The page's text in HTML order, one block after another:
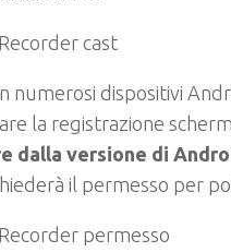
numerosi dispositivi
la registrazione
dalla versione di
il permesso per